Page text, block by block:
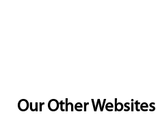
Our Other Websites